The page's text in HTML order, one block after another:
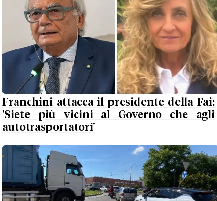
Franchini attacca il presidente della Fai:
'Siete più vicini al Governo che agli
autotrasportatori'